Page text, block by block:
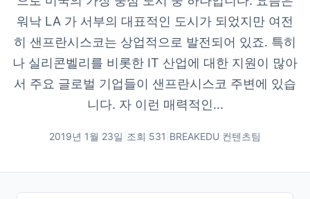
워낙 LA 가 서부의 대표적인 도시가 되었지만 여전
히 샌프란시스코는 상업적으로 발전되어 있죠. 특히
나 실리콘벨리를 비롯한 IT 산업에 대한 지원이 많아
서 주요 글로벌 기업들이 샌프란시스코 주변에 있습
니다. 자 이런 매력적인...
2019년 1월 23일 조회 531 BREAKEDU 컨텐츠팀